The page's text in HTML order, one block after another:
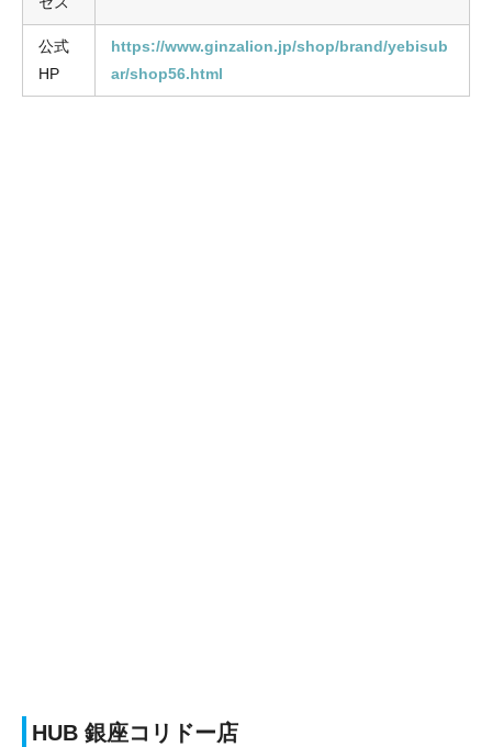
公式
HP
https://www.ginzalion.jp/shop/brand/yebisub
ar/shop56.html
HUB 銀座コリドー店